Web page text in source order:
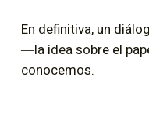
En definitiva, un
―la idea sobre el
conocemos.